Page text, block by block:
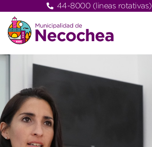
44-8000 (lineas rotativas)